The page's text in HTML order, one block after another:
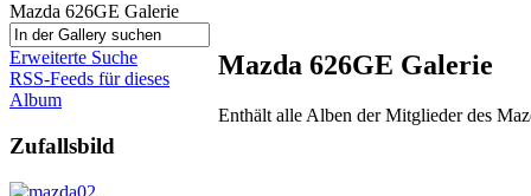
Mazda 626GE Galerie
Erweiterte Suche
RSS-Feeds für dieses
Album
Zufallsbild
Mazda 626GE Galerie
Enthält alle Alben der Mitglieder des